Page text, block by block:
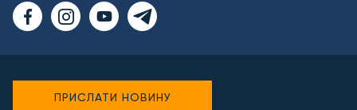
ПРИСЛАТИ НОВИНУ